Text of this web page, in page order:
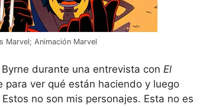
Marvel; Animación Marvel
durante una entrevista con El
para ver qué están haciendo y luego
no son mis personajes. Esta no es